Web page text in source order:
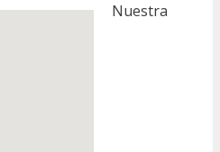
Nuestra